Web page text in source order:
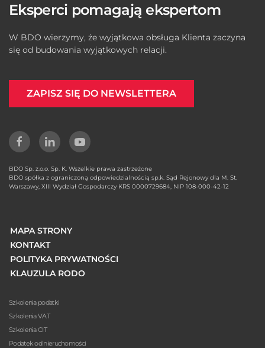
Eksperci pomagają ekspertom
W BDO wierzymy, że wyjątkowa obsługa Klienta zaczyna
się od budowania wyjątkowych relacji.
ZAPISZ SIĘ DO NEWSLETTERA
BDO Sp. z.o.o. Sp. K. Wszelkie prawa zastrzeżone
BDO spółka z ograniczoną odpowiedzialnością sp.k. Sąd Rejonowy dla M. St.
Warszawy, XIII Wydział Gospodarczy KRS 0000729684, NIP 108-000-42-12
MAPA STRONY
KONTAKT
POLITYKA PRYWATNOŚCI
KLAUZULA RODO
Szkolenia podatki
Szkolenia VAT
Szkolenia CIT
Podatek od nieruchomości